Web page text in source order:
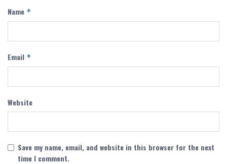
Name *
Email *
Website
Save my name, email, and website in this browser for the next
time I comment.